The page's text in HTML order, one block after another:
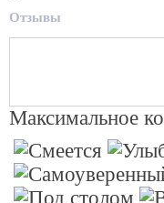
Отзывы
Максимальное